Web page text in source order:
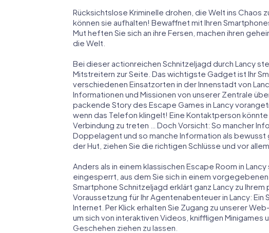
Rücksichtslose Kriminelle drohen, die Welt ins Chaos
können sie aufhalten! Bewaffnet mit Ihren
Mut heften Sie sich an ihre Fersen, machen ihren
die Welt.
Bei dieser actionreichen Schnitzeljagd durch Lancy
Mitstreitern zur Seite. Das wichtigste Gadget ist Ihr
verschiedenen Einsatzorten in der Innenstadt von
Informationen und Missionen von unserer Zentrale
packende Story des Escape Games in Lancy
wenn das Telefon klingelt! Eine Kontaktperson
Verbindung zu treten … Doch Vorsicht: So mancher
Doppelagent und so manche Information als
der Hut, ziehen Sie die richtigen Schlüsse und vor
Anders als in einem klassischen Escape Room in
eingesperrt, aus dem Sie sich in einem
Smartphone Schnitzeljagd erklärt ganz Lancy zu
Voraussetzung für Ihr Agentenabenteuer in Lancy: Ein
Internet. Per Klick erhalten Sie Zugang zu unserer
um sich von interaktiven Videos, kniffligen Minigames
Geschehen ziehen zu lassen.